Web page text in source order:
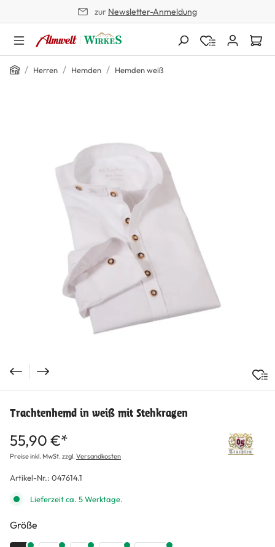
zur Newsletter-Anmeldung
Home
/ Herren / Hemden / Hemden weiß
Trachtenhemd in weiß mit Stehkragen
55,90 €*
Preise inkl. MwSt. zzgl.Versandkosten
Artikel-Nr.: 047614.1
Lieferzeit ca. 5 Werktage.
Größe